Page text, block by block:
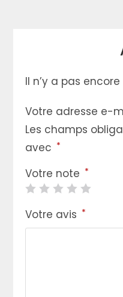
Il n’y a pas encore
Votre adresse e-
Les champs
avec *
Votre note *
Votre avis *